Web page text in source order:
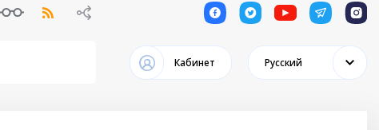
1 1 1 1 1
Кабинет Русский